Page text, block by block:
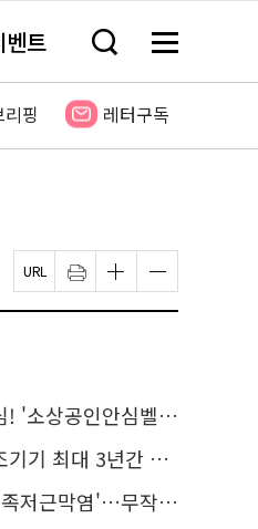
벤트 검
창
기
메
전
보
핑 레터구독
페
이
지
인
쇄
하
글
자
크
하
기
글
자
크
하
기
인안심벨' 신청하세요
무상 대여…삶의 질 높인다
정 참지 말고 '이것' 해보세요!